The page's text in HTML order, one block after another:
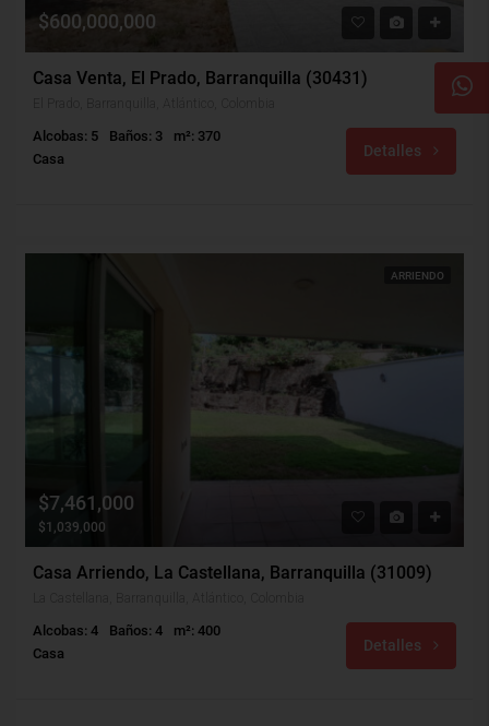
$600,000,000
Casa Venta, El Prado, Barranquilla (30431)
Alcobas: 5 Baños: 3
m²: 370
Casa
Detalles
ARRIENDO
$7,461,000
$1,039,000
Casa Arriendo, La Castellana, Barranquilla (31009)
Alcobas: 4 Baños: 4
m²: 400
Casa
Detalles